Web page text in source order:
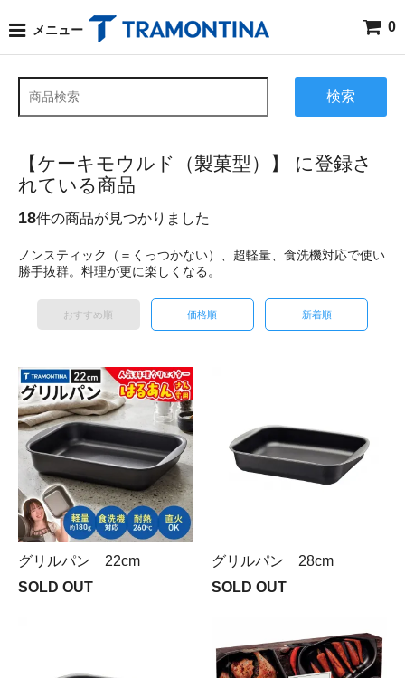
メニュー 0
検索
【ケーキモウルド（製菓型）】 に登録さ
れている商品
18件の商品が見つかりました
ノンスティック（＝くっつかない）、超軽量、食洗機対応で使い
勝手抜群。料理が更に楽しくなる。
おすすめ順 価格順 新着順
グリルパン 22cm
SOLD OUT
グリルパン 28cm
SOLD OUT